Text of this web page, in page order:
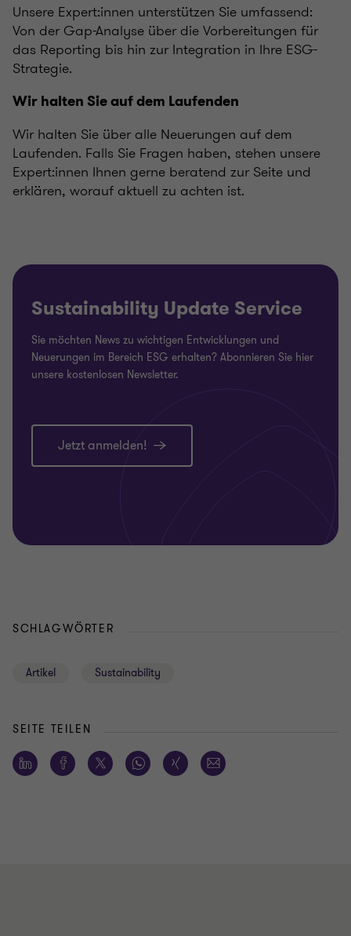
Unsere Expert:innen unterstützen Sie umfassend:
Von der Gap-Analyse über die Vorbereitungen für
das Reporting bis hin zur Integration in Ihre ESG-
Strategie.
Wir halten Sie auf dem Laufenden
Wir halten Sie über alle Neuerungen auf dem
Laufenden. Falls Sie Fragen haben, stehen unsere
Expert:innen Ihnen gerne beratend zur Seite und
erklären, worauf aktuell zu achten ist.
Sustainability Update Service
Sie möchten News zu wichtigen Entwicklungen und
Neuerungen im Bereich ESG erhalten? Abonnieren Sie hier
unsere kostenlosen Newsletter.
Jetzt anmelden!
SCHLAGWÖRTER
Artikel Sustainability
SEITE TEILEN